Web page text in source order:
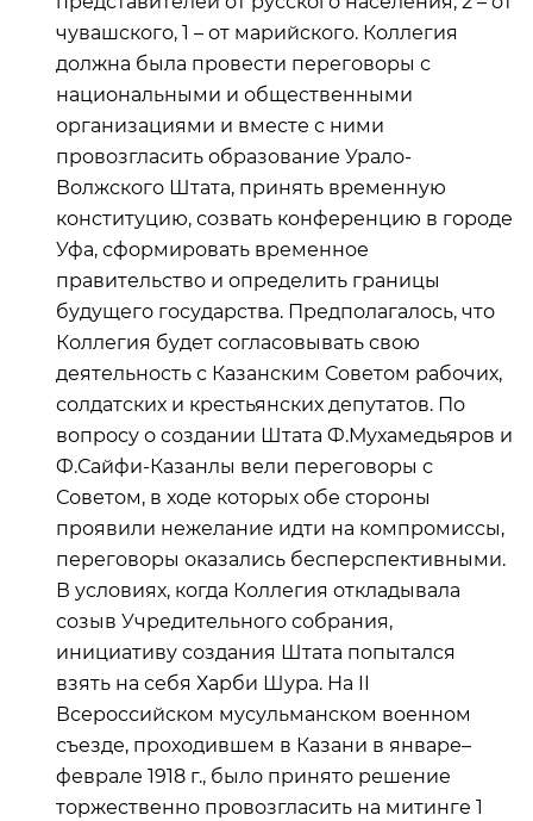
чувашского, 1 – от марийского. Коллегия
должна была провести переговоры с
национальными и общественными
организациями и вместе с ними
провозгласить образование Урало-
Волжского Штата, принять временную
конституцию, созвать конференцию в городе
Уфа, сформировать временное
правительство и определить границы
будущего государства. Предполагалось, что
Коллегия будет согласовывать свою
деятельность с Казанским Советом рабочих,
солдатских и крестьянских депутатов. По
вопросу о создании Штата Ф.Мухамедьяров и
Ф.Сайфи-Казанлы вели переговоры с
Советом, в ходе которых обе стороны
проявили нежелание идти на компромиссы,
переговоры оказались бесперспективными.
В условиях, когда Коллегия откладывала
созыв Учредительного собрания,
инициативу создания Штата попытался
взять на себя Харби Шура. На II
Всероссийском мусульманском военном
съезде, проходившем в Казани в январе–
феврале 1918 г., было принято решение
торжественно провозгласить на митинге 1